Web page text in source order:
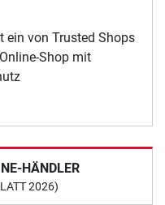
ein von Trusted Shops
Shop mit
HÄNDLER
2026)